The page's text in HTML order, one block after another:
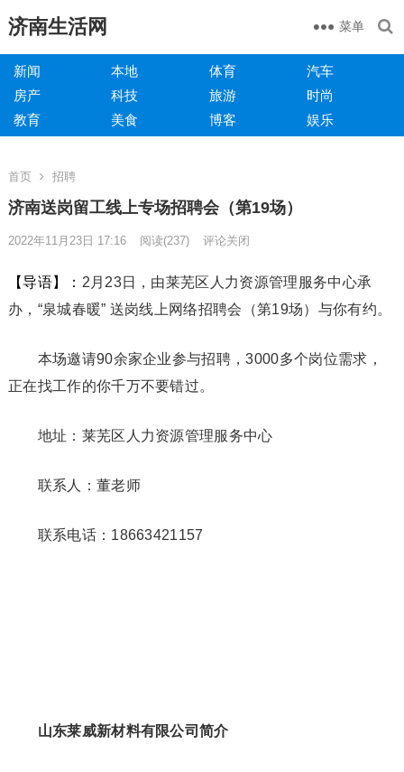
济南生活网 菜单
新闻 本地 体育
汽车
房产
科技 旅游
时尚
教育
美食 博客 娱乐
首页 招聘
济南送岗留工线上专场招聘会（第19场）
2022年11月23日 17:16 阅读(237) 评论关闭
【导语】： 2月23日，由莱芜区人力资源管理服务中心承
办，“泉城春暖” 送岗线上网络招聘会（第19场）与你有约。
本场邀请90余家企业参与招聘，3000多个岗位需求，
正在找工作的你千万不要错过。
地址：莱芜区人力资源管理服务中心
联系人：董老师
联系电话：18663421157
山东莱威新材料有限公司简介